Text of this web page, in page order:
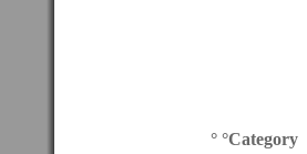
° °Category